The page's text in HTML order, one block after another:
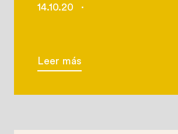
14.10.20 ·
Leer más